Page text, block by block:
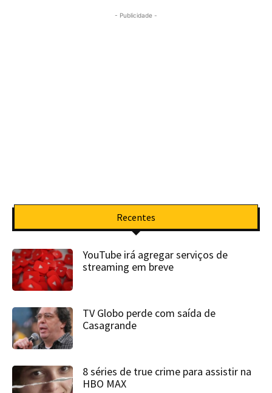
- Publicidade -
Recentes
YouTube irá agregar serviços de
streaming em breve
TV Globo perde com saída de
Casagrande
8 séries de true crime para assistir na
HBO MAX